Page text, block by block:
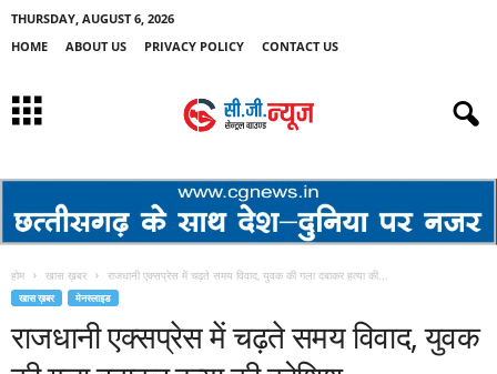
THURSDAY, AUGUST 6, 2026
HOME
ABOUT US PRIVACY POLICY CONTACT US
होम खास ख़बर राजधानी एक्सप्रेस में चढ़ते समय विवाद, युवक की गला दबाकर हत्या की...
खास ख़बर मेनस्लाइड
राजधानी एक्सप्रेस में चढ़ते समय विवाद, युवक